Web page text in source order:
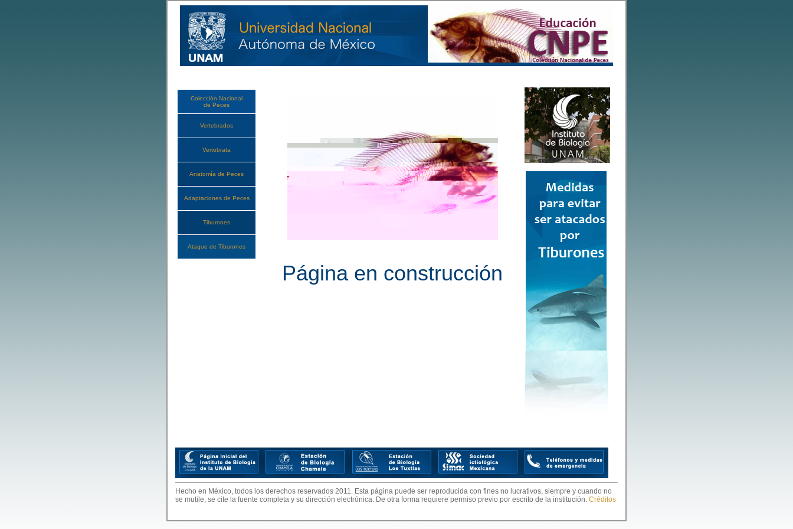
Colección Nacional
de Peces
Vertebrados
Vertebrata
Anatomía de Peces
Adaptaciones de Peces
Tiburones
Ataque de Tiburones
Página en construcción
Hecho en México, todos los derechos reservados 2011. Esta página puede ser reproducida con fines no lucrativos, siempre y cuando no
se mutile, se cite la fuente completa y su dirección electrónica. De otra forma requiere permiso previo por escrito de la institución. Créditos